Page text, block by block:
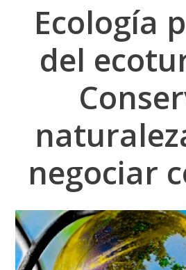
Ecología
del
negociar